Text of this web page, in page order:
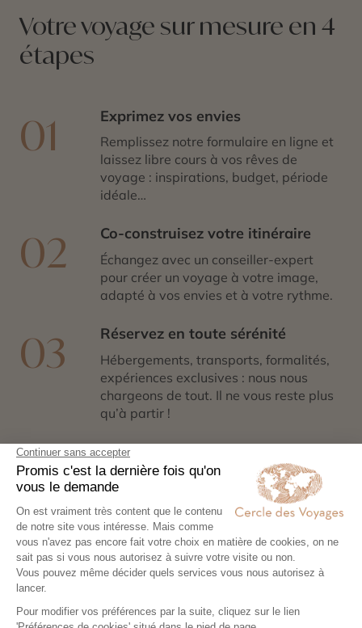
Votre voyage sur mesure en 4
étapes
01 Exprimez vos envies
Remplissez notre formulaire en ligne et
laissez libre cours à vos rêves de
voyage : inspirations, budget, période
idéale…
02 Co-construisez votre itinéraire
Échangez avec un conseiller-expert
pour créer un voyage à votre image,
adapté à vos envies et à votre rythme.
03 Réservez en toute sérénité
Hébergements, transports, formalités,
expériences exclusives : nous nous
chargeons de tout. Il ne vous reste plus
qu’à partir !
04 Partez l’esprit léger
Votre carnet de voyage personnalisé
contient les informations essentielles.
Sur place, notre conciergerie reste
disponible 24/7
Demander un devis